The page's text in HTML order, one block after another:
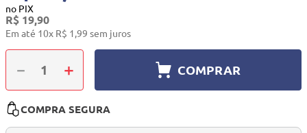
no PIX
R$ 19,90
Em até 10x R$ 1,99 sem juros
＋
－ COMPRAR
COMPRA SEGURA
10
quadriciclo